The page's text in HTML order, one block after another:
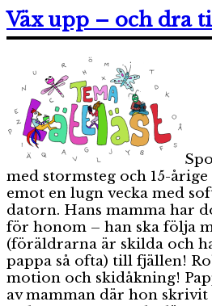
Väx upp – och dra
med stormsteg och 15-
emot en lugn vecka med
datorn. Hans mamma har
för honom – han ska följa
(föräldrarna är skilda och
pappa så ofta) till fjällen!
motion och skidåkning!
av mamman där hon